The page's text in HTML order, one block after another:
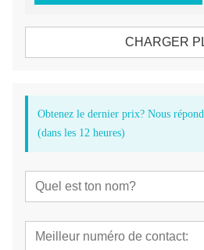
CHARGER
Obtenez le dernier prix? Nous
(dans les 12 heures)